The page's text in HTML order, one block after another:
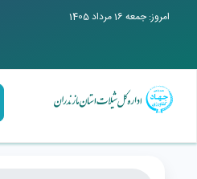
امروز: جمعه 16 مرداد 1405